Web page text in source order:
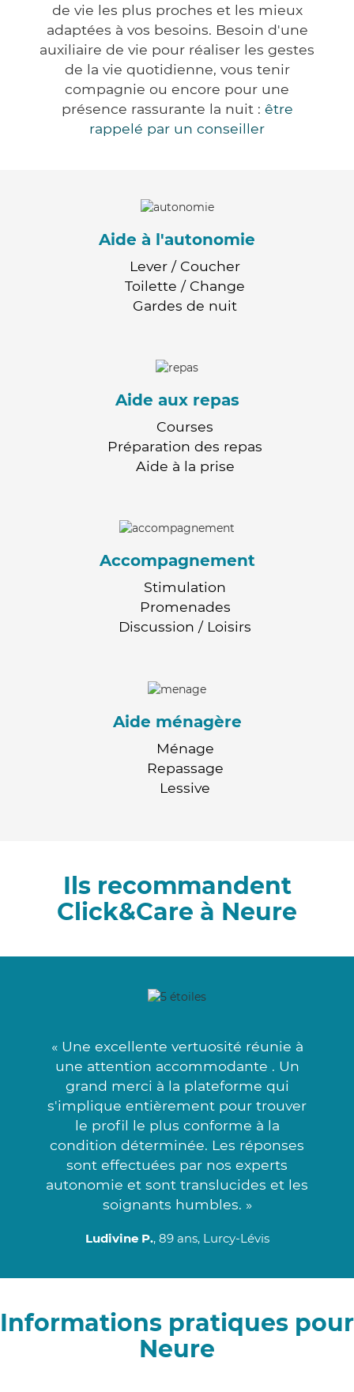
de vie les plus proches et les mieux
adaptées à vos besoins. Besoin d'une
auxiliaire de vie pour réaliser les gestes
de la vie quotidienne, vous tenir
compagnie ou encore pour une
présence rassurante la nuit : être
rappelé par un conseiller
Aide à l'autonomie
Lever / Coucher
Toilette / Change
Gardes de nuit
Aide aux repas
Courses
Préparation des repas
Aide à la prise
Accompagnement
Stimulation
Promenades
Discussion / Loisirs
Aide ménagère
Ménage
Repassage
Lessive
Ils recommandent
Click&Care à Neure
« Une excellente vertuosité réunie à
une attention accommodante . Un
grand merci à la plateforme qui
s'implique entièrement pour trouver
le profil le plus conforme à la
condition déterminée. Les réponses
sont effectuées par nos experts
autonomie et sont translucides et les
soignants humbles. »
Ludivine P., 89 ans, Lurcy-Lévis
Informations pratiques pour
Neure